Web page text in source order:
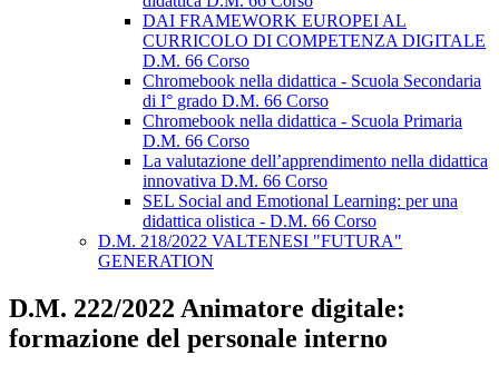
DAI FRAMEWORK EUROPEI AL
CURRICOLO DI COMPETENZA DIGITALE
D.M. 66 Corso
Chromebook nella didattica - Scuola Secondaria
di I° grado D.M. 66 Corso
Chromebook nella didattica - Scuola Primaria
D.M. 66 Corso
La valutazione dell’apprendimento nella didattica
innovativa D.M. 66 Corso
SEL Social and Emotional Learning: per una
didattica olistica - D.M. 66 Corso
D.M. 218/2022 VALTENESI "FUTURA"
GENERATION
D.M. 222/2022 Animatore digitale:
formazione del personale interno